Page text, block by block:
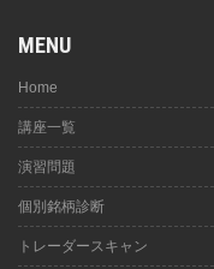
MENU
Home
講座一覧
演習問題
個別銘柄診断
トレーダースキャン